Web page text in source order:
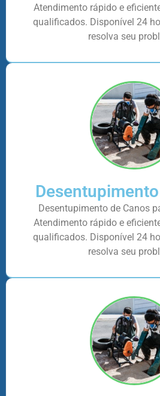
Atendimento rápido e
qualificados. Disponível 24
resolva seu
Desentupimento de Canos
Atendimento rápido e
qualificados. Disponível 24
resolva seu